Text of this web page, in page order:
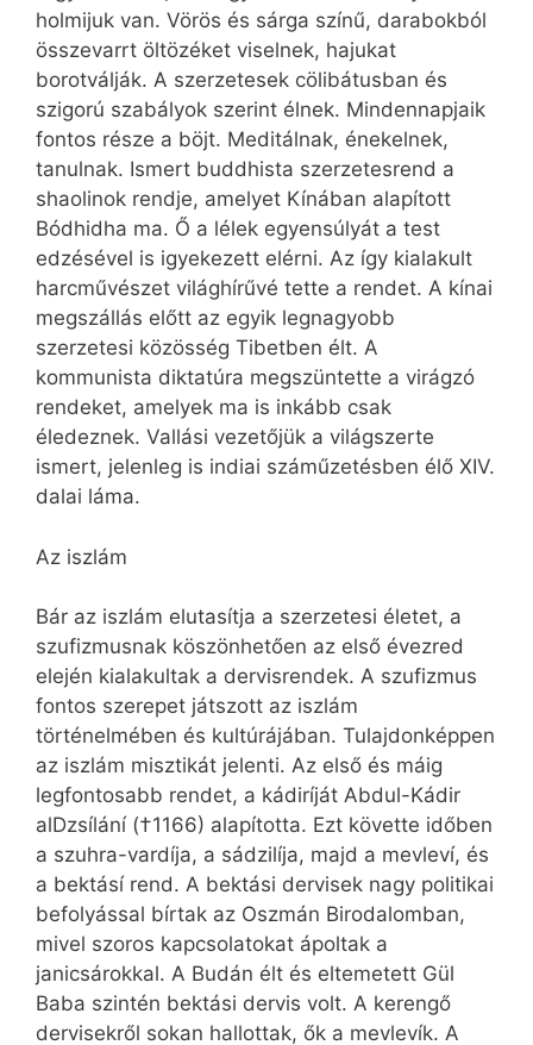
holmijuk van. Vörös és sárga színű, darabokból
összevarrt öltözéket viselnek, hajukat
borotválják. A szerzetesek cölibátusban és
szigorú szabályok szerint élnek. Mindennapjaik
fontos része a böjt. Meditálnak, énekelnek,
tanulnak. Ismert buddhista szerzetesrend a
shaolinok rendje, amelyet Kínában alapított
Bódhidha ma. Ő a lélek egyensúlyát a test
edzésével is igyekezett elérni. Az így kialakult
harcművészet világhírűvé tette a rendet. A kínai
megszállás előtt az egyik legnagyobb
szerzetesi közösség Tibetben élt. A
kommunista diktatúra megszüntette a virágzó
rendeket, amelyek ma is inkább csak
éledeznek. Vallási vezetőjük a világszerte
ismert, jelenleg is indiai száműzetésben élő XIV.
dalai láma.
Az iszlám
Bár az iszlám elutasítja a szerzetesi életet, a
szufizmusnak köszönhetően az első évezred
elején kialakultak a dervisrendek. A szufizmus
fontos szerepet játszott az iszlám
történelmében és kultúrájában. Tulajdonképpen
az iszlám misztikát jelenti. Az első és máig
legfontosabb rendet, a kádiríját Abdul-Kádir
alDzsílání (†1166) alapította. Ezt követte időben
a szuhra-vardíja, a sádzilíja, majd a mevleví, és
a bektásí rend. A bektási dervisek nagy politikai
befolyással bírtak az Oszmán Birodalomban,
mivel szoros kapcsolatokat ápoltak a
janicsárokkal. A Budán élt és eltemetett Gül
Baba szintén bektási dervis volt. A kerengő
dervisekről sokan hallottak, ők a mevlevík. A